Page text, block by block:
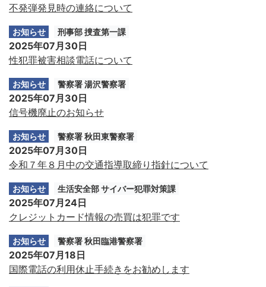
不発弾発見時の連絡について
お知らせ 刑事部 捜査第一課
2025年07月30日
性犯罪被害相談電話について
お知らせ 警察署 湯沢警察署
2025年07月30日
信号機廃止のお知らせ
お知らせ 警察署 秋田東警察署
2025年07月30日
令和７年８月中の交通指導取締り指針について
お知らせ 生活安全部 サイバー犯罪対策課
2025年07月24日
クレジットカード情報の売買は犯罪です
お知らせ 警察署 秋田臨港警察署
2025年07月18日
国際電話の利用休止手続きをお勧めします